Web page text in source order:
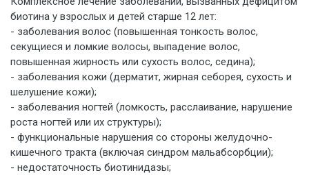
биотина у взрослых и детей старше 12 лет:
- заболевания волос (повышенная тонкость волос,
секущиеся и ломкие волосы, выпадение волос,
повышенная жирность или сухость волос, седина);
- заболевания кожи (дерматит, жирная себорея, сухость и
шелушение кожи);
- заболевания ногтей (ломкость, расслаивание, нарушение
роста ногтей или их структуры);
- функциональные нарушения со стороны желудочно-
кишечного тракта (включая синдром мальабсорбции);
- недостаточность биотинидазы;